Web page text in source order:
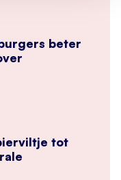
beter
tot